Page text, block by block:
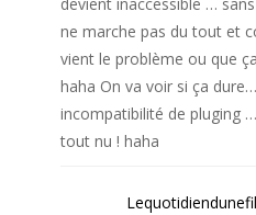
ne marche pas du tout et
vient le problème ou que
haha On va voir si ça
incompatibilité de pluging
tout nu ! haha